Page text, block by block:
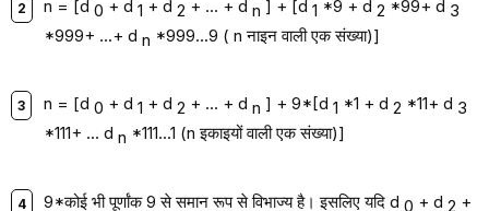
n = [d 0 + d 1 + d 2 + ... + d n ] + [d 1 *9 + d 2 *99+ d 3
*999+ ...+ d n *999...9 ( n नाइन वाली एक संख्या)]
n = [d 0 + d 1 + d 2 + ... + d n ] + 9*[d 1 *1 + d 2 *11+ d 3
*111+ ... d n *111...1 (n इकाइयों वाली एक संख्या)]
9*कोई भी पूर्णांक 9 से समान रूप से विभाज्य है। इसलिए यदि d 0 + d 2 +